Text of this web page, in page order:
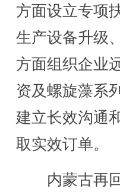
方面设立专项
生产设备升级
方面组织企业
资及螺旋藻系
建立长效沟通
取实效订单。
内蒙古再回